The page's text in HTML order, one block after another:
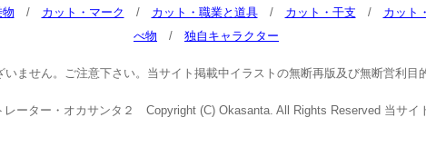
/ カット・マーク / カット・職業と道具/ カット・干支 / カット
べ物 / 独自キャラクター
ません。ご注意下さい。当サイト掲載中イラストの無断再版及び無断営利目
ーター・オカサンタ２ Copyright (C) Okasanta. All Rights Reserved 当サイ